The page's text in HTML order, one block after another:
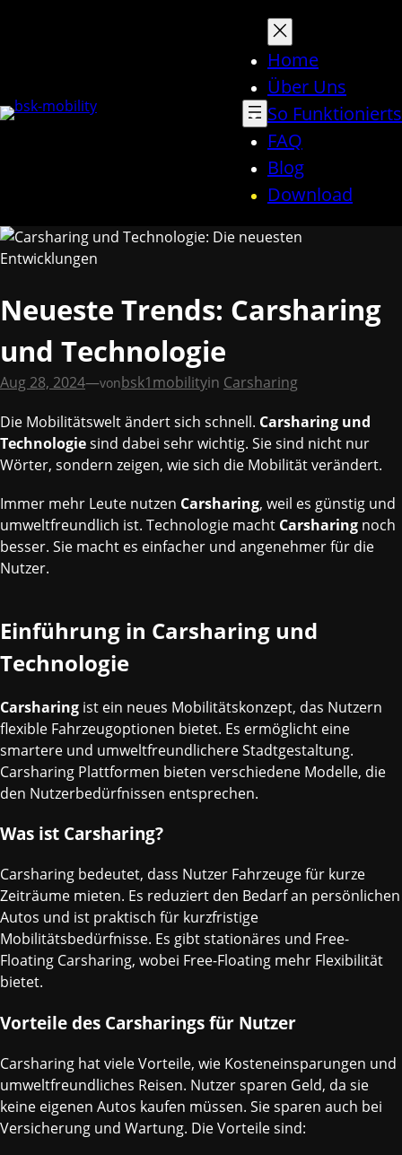
Home
Über Uns
So Funktionierts
FAQ
Blog
Download
Neueste Trends: Carsharing
und Technologie
Aug 28, 2024—vonbsk1mobilityin Carsharing
Die Mobilitätswelt ändert sich schnell. Carsharing und
Technologiesind dabei sehr wichtig. Sie sind nicht nur
Wörter, sondern zeigen, wie sich die Mobilität verändert.
Immer mehr Leute nutzen Carsharing, weil es günstig und
umweltfreundlich ist. Technologie macht Carsharing noch
besser. Sie macht es einfacher und angenehmer für die
Nutzer.
Einführung in Carsharing und
Technologie
Carsharing ist ein neues Mobilitätskonzept, das Nutzern
flexible Fahrzeugoptionen bietet. Es ermöglicht eine
smartere und umweltfreundlichere Stadtgestaltung.
Carsharing Plattformen bieten verschiedene Modelle, die
den Nutzerbedürfnissen entsprechen.
Was ist Carsharing?
Carsharing bedeutet, dass Nutzer Fahrzeuge für kurze
Zeiträume mieten. Es reduziert den Bedarf an persönlichen
Autos und ist praktisch für kurzfristige
Mobilitätsbedürfnisse. Es gibt stationäres und Free-
Floating Carsharing, wobei Free-Floating mehr Flexibilität
bietet.
Vorteile des Carsharings für Nutzer
Carsharing hat viele Vorteile, wie Kosteneinsparungen und
umweltfreundliches Reisen. Nutzer sparen Geld, da sie
keine eigenen Autos kaufen müssen. Sie sparen auch bei
Versicherung und Wartung. Die Vorteile sind: